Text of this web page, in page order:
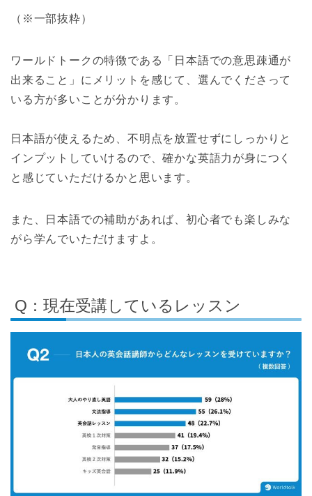
（※一部抜粋）
ワールドトークの特徴である「日本語での意思疎通が
出来ること」にメリットを感じて、選んでくださって
いる方が多いことが分かります。
日本語が使えるため、不明点を放置せずにしっかりと
インプットしていけるので、確かな英語力が身につく
と感じていただけるかと思います。
また、日本語での補助があれば、初心者でも楽しみな
がら学んでいただけますよ。
Q：現在受講しているレッスン